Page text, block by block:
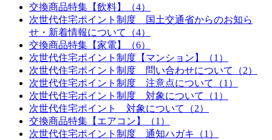
交換商品特集【飲料】（4）
次世代住宅ポイント制度 国土交通省からのお知ら
せ・新着情報について（4）
交換商品特集【家電】（6）
次世代住宅ポイント制度【マンション】（1）
次世代住宅ポイント制度 問い合わせについて（2）
次世代住宅ポイント制度 注意点について（1）
次世代住宅ポイント制度 対象について（1）
次世代住宅ポイント 対象について（2）
交換商品特集【エアコン】（1）
次世代住宅ポイント制度 通知ハガキ（1）